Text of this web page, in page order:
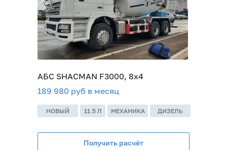
АБС SHACMAN F3000, 8х4
189 980 руб в месяц
11.5 Л МЕХАНИКА ДИЗЕЛЬ
НОВЫЙ
Получить расчёт